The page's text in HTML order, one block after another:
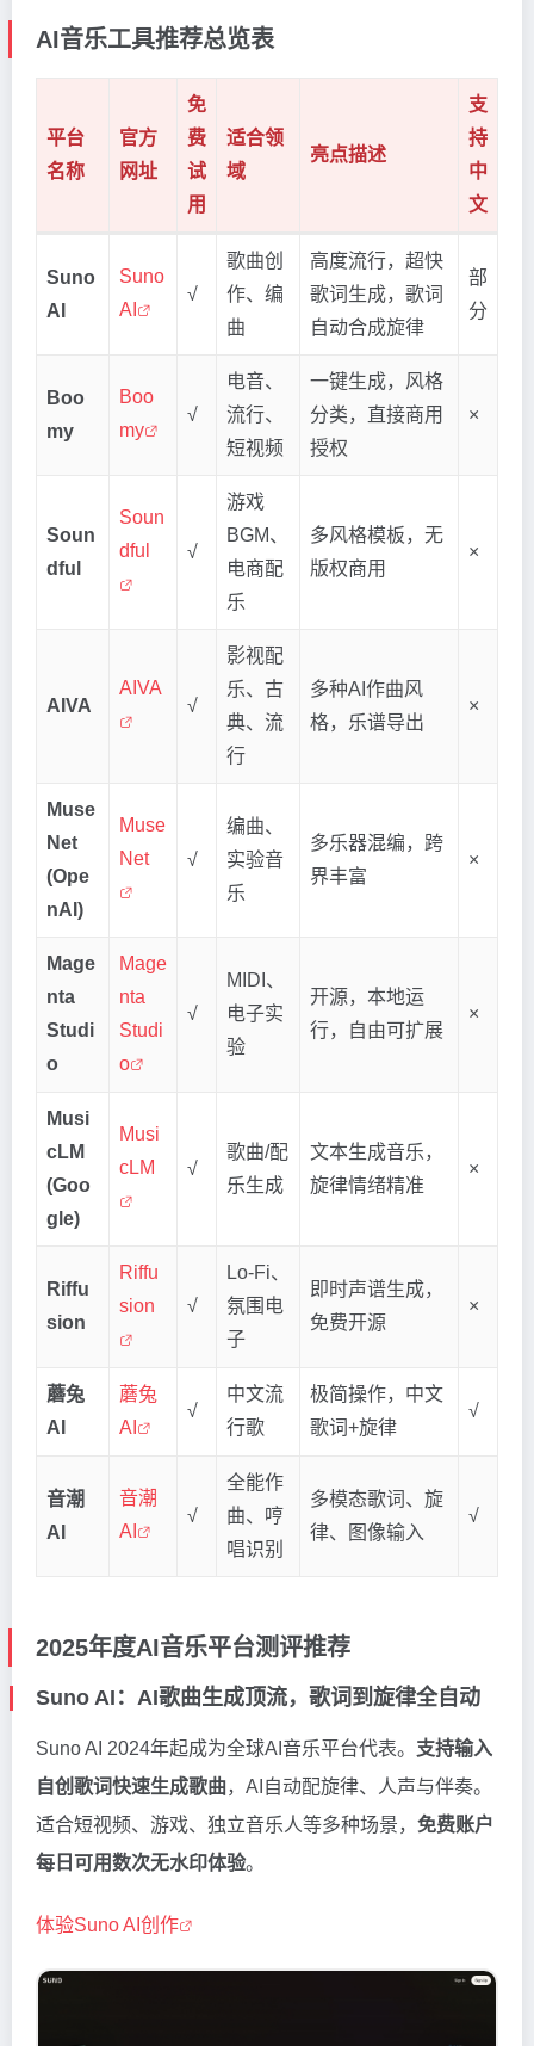
AI音乐工具推荐总览表
平台
名称
官方
网址
免
费
试
用
适合领
域
亮点描述
支
持
中
文
Suno
AI
Suno
AI
√
歌曲创
作、编
曲
高度流行，超快
歌词生成，歌词
自动合成旋律
部
分
Boo
my
Boo
my
√
电音、
流行、
短视频
一键生成，风格
分类，直接商用
授权
×
Soun
dful
Soun
dful
√
游戏
BGM、
电商配
乐
多风格模板，无
版权商用
×
AIVA
AIVA
√
影视配
乐、古
典、流
行
多种AI作曲风
格，乐谱导出
×
Muse
Net
(Ope
nAI)
Muse
Net
√
编曲、
实验音
乐
多乐器混编，跨
界丰富
×
Mage
nta
Studi
o
Mage
nta
Studi
o
√
MIDI、
电子实
验
开源，本地运
行，自由可扩展
×
Musi
cLM
(Goo
gle)
Musi
cLM
√
歌曲/配
乐生成
文本生成音乐，
旋律情绪精准
×
Riffu
sion
Riffu
sion
√
Lo-Fi、
氛围电
子
即时声谱生成，
免费开源
×
蘑兔
AI
蘑兔
AI
√
中文流
行歌
极简操作，中文
歌词+旋律
√
音潮
AI
音潮
AI
√
全能作
曲、哼
唱识别
多模态歌词、旋
律、图像输入
√
2025年度AI音乐平台测评推荐
Suno AI：AI歌曲生成顶流，歌词到旋律全自动
Suno AI 2024年起成为全球AI音乐平台代表。 支持输入
自创歌词快速生成歌曲，AI自动配旋律、人声与伴奏。
适合短视频、游戏、独立音乐人等多种场景， 免费账户
每日可用数次无水印体验。
体验Suno AI创作